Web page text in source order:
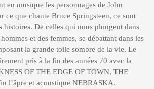
en musique les personnages de John
ce que chante Bruce Springsteen, ce sont
histoires. De celles qui nous plongent dans
et des femmes, se débattant dans les
la grande toile sombre de la vie. Le
pris à la fin des années 70 avec la
OF THE EDGE OF TOWN, THE
l’âpre et acoustique NEBRASKA.